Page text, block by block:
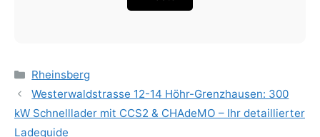
Categories
Rheinsberg
Westerwaldstrasse 12-14 Höhr-Grenzhausen: 300
kW Schnelllader mit CCS2 & CHAdeMO – Ihr detaillierter
Ladeguide